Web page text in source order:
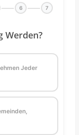
6 7
Werden?
Jeder